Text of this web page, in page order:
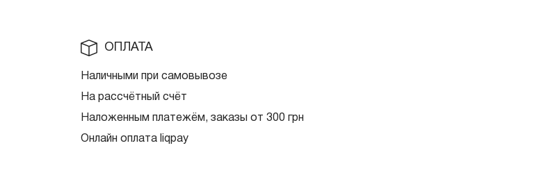
ОПЛАТА
Наличными при самовывозе
На рассчётный счёт
Наложенным платежём, заказы от 300 грн
Онлайн оплата liqpay